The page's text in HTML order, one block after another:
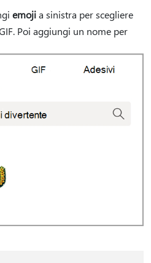
emojia sinistra per scegliere
Poi aggiungi un nome per